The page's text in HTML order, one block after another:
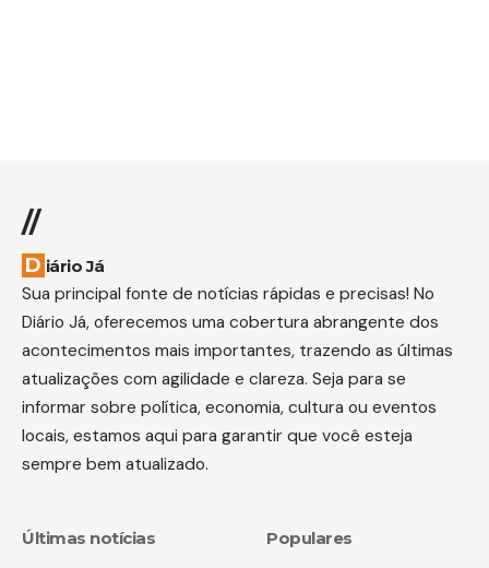
//
Diário Já
Sua principal fonte de notícias rápidas e precisas! No
Diário Já, oferecemos uma cobertura abrangente dos
acontecimentos mais importantes, trazendo as últimas
atualizações com agilidade e clareza. Seja para se
informar sobre política, economia, cultura ou eventos
locais, estamos aqui para garantir que você esteja
sempre bem atualizado.
Últimas notícias Populares